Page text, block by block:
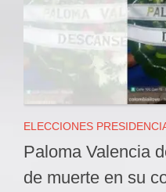
ELECCIONES
Paloma Valencia
de muerte en su